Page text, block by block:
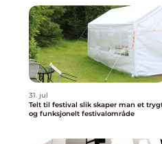
31. jul
Telt til festival slik skaper man et trygt
og funksjonelt festivalområde